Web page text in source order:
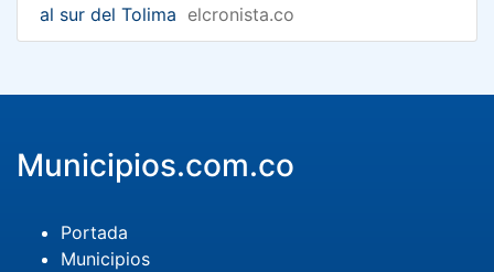
al sur del Tolima elcronista.co
Municipios.com.co
Portada
Municipios